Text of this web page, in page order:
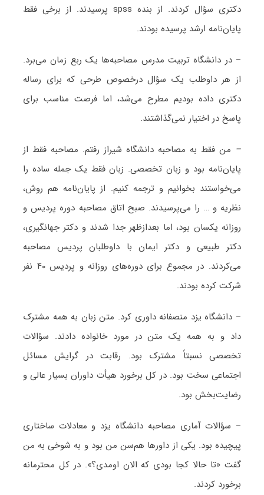
دکتری سؤال کردند. از بنده spss پرسیدند. از برخی فقط
پایان‌نامه ارشد پرسیده بودند.
– در دانشگاه تربیت مدرس مصاحبه‌ها یک ربع زمان می‌برد.
از هر داوطلب یک سؤال درخصوص طرحی که برای رساله
دکتری داده بودیم مطرح می‌شد، اما فرصت مناسب برای
پاسخ در اختیار نمی‌گذاشتند.
– من فقط به مصاحبه دانشگاه شیراز رفتم. مصاحبه فقط از
پایان‌نامه بود و زبان تخصصی. زبان فقط یک جمله ساده را
می‌خواستند بخوانیم و ترجمه کنیم. از پایان‌نامه هم روش،
نظریه و … را می‌پرسیدند. صبح اتاق مصاحبه دوره پردیس و
روزانه یکسان بود، اما بعدازظهر جدا شدند و دکتر جهانگیری،
دکتر طبیعی و دکتر ایمان با داوطلبان پردیس مصاحبه
می‌کردند. در مجموع برای دوره‌های روزانه و پردیس ۴۰ نفر
شرکت کرده بودند.
– دانشگاه یزد منصفانه داوری کرد. متن زبان به همه مشترک
داد و به همه یک متن در مورد خانواده دادند. سؤالات
تخصصی نسبتاً مشترک بود. رقابت در گرایش مسائل
اجتماعی سخت بود. در کل برخورد هیأت داوران بسیار عالی و
رضایت‌بخش بود.
– سؤالات آماری مصاحبه دانشگاه یزد و معادلات ساختاری
پیچیده بود. یکی از داورها هم‌سن من بود و به شوخی به من
گفت «تا حالا کجا بودی که الان اومدی؟». در کل محترمانه
برخورد کردند.